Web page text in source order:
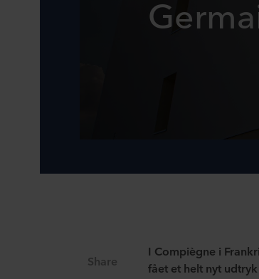
Share
I Compiègne i
fået et helt nyt